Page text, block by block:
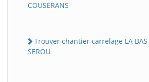
COUSERANS
Trouver chantier carrelage LA
SEROU